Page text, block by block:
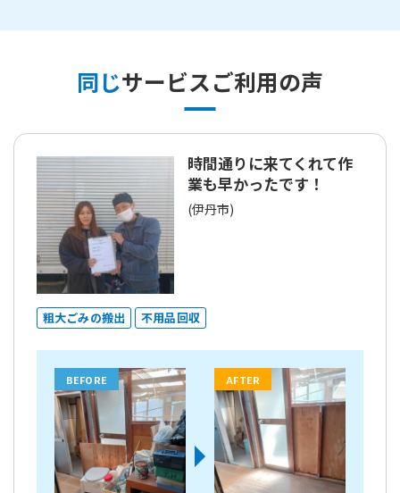
同じサービスご利用の声
時間通りに来てくれて作
業も早かったです！
(伊丹市)
粗大ごみの搬出 不用品回収
BEFORE AFTER